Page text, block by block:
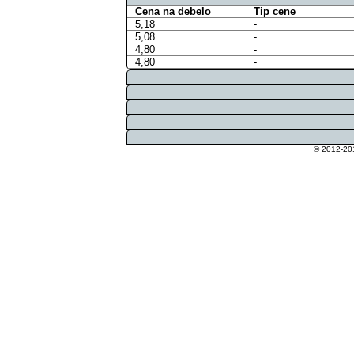
Cena na debelo
Tip cene
5,18
-
5,08
-
4,80
-
4,80
-
© 2012-